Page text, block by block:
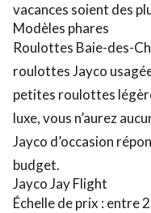
vacances soient des
Modèles phares
Roulottes Baie-des-
roulottes Jayco
petites roulottes
luxe, vous n’aurez
Jayco d’occasion
budget.
Jayco Jay Flight
Échelle de prix : entre